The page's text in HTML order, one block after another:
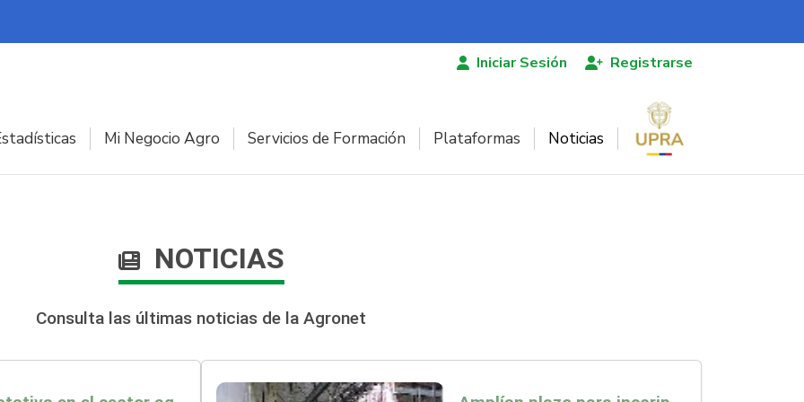
Iniciar Sesión Registrarse
Mi Negocio Agro Servicios de Formación Plataformas Noticias
NOTICIAS
Consulta las últimas noticias de la Agronet